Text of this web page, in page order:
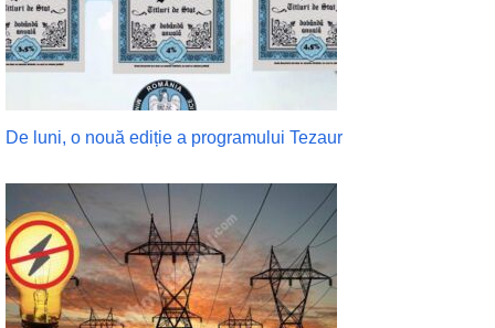
De luni, o nouă ediție a programului Tezaur